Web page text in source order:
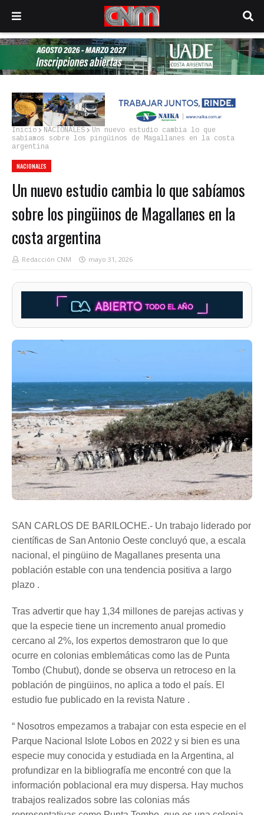
Inicio NACIONALES
Un nuevo estudio cambia lo que
sabíamos sobre los pingüinos de Magallanes en la costa
argentina
NACIONALES
Un nuevo estudio cambia lo que sabíamos
sobre los pingüinos de Magallanes en la
costa argentina
Redacción CNM mayo 31, 2026
SAN CARLOS DE BARILOCHE.- Un trabajo liderado por
científicas de San Antonio Oeste concluyó que, a escala
nacional, el pingüino de Magallanes presenta una
población estable con una tendencia positiva a largo
plazo .
Tras advertir que hay 1,34 millones de parejas activas y
que la especie tiene un incremento anual promedio
cercano al 2%, los expertos demostraron que lo que
ocurre en colonias emblemáticas como las de Punta
Tombo (Chubut), donde se observa un retroceso en la
población de pingüinos, no aplica a todo el país. El
estudio fue publicado en la revista Nature .
“ Nosotros empezamos a trabajar con esta especie en el
Parque Nacional Islote Lobos en 2022 y si bien es una
especie muy conocida y estudiada en la Argentina, al
profundizar en la bibliografía me encontré con que la
información poblacional era muy dispersa. Hay muchos
trabajos realizados sobre las colonias más